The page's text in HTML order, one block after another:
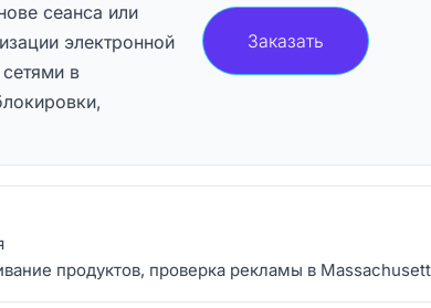
сеанса или
электронной
в
Заказать
продуктов, проверка рекламы в